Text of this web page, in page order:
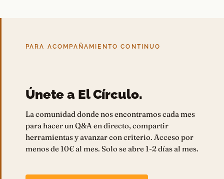
PARA ACOMPAÑAMIENTO CONTINUO
Únete a El Círculo.
La comunidad donde nos encontramos cada mes
para hacer un Q&A en directo, compartir
herramientas y avanzar con criterio. Acceso por
menos de 10€ al mes. Solo se abre 1-2 días al mes.